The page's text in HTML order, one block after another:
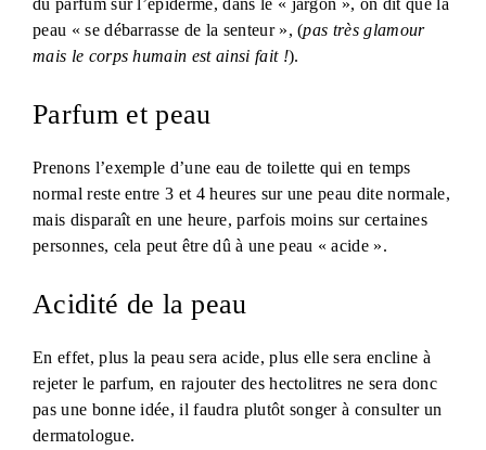
peau « se débarrasse de la senteur », (pas très glamour
mais le corps humain est ainsi fait !).
Parfum et peau
Prenons l’exemple d’une eau de toilette qui en temps
normal reste entre 3 et 4 heures sur une peau dite normale,
mais disparaît en une heure, parfois moins sur certaines
personnes, cela peut être dû à une peau « acide ».
Acidité de la peau
En effet, plus la peau sera acide, plus elle sera encline à
rejeter le parfum, en rajouter des hectolitres ne sera donc
pas une bonne idée, il faudra plutôt songer à consulter un
dermatologue.